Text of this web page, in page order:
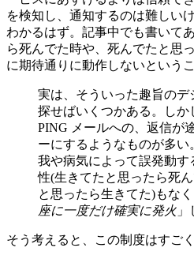
を検知し、通知するのは難しい
わかるはず。記事中でも書いて
ら死んでた時や、死んでたと思
に期待通りに動作しないという
実は、そういった趣旨のデ
探せばいくつかある。しか
PING メールへの、返信が
ーにするようなものが多
我や病気によって誤発動
性(生きてたと思ったら死
と思ったら生きてた)もな
座に一度だけ確実に発火 」
そう考えると、この制度はすご